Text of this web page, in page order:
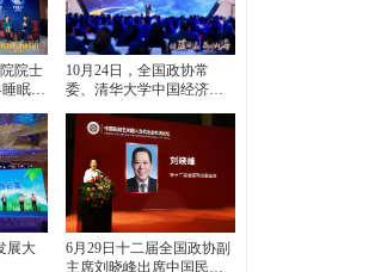
院士
睡眠日
10月24日，全国政协常
委、清华大学中国经济思
葵出席蓝海FOF发布会
展大
6月29日十二届全国政协副
主席刘晓峰出席中国民间